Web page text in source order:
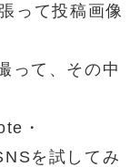
って投稿画像
って、その中
・
を試してみ